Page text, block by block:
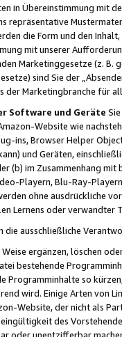
in Übereinstimmung mit
repräsentative
die Form und den
mit unserer
Marketinggesetze (z. B.
sind Sie der
der Marketingbranche für
Software und Geräte
Website wie
ins, Browser Helper
und Geräten,
(b) im Zusammenhang
Playern, Blu-Ray-
ohne ausdrückliche
Lernens oder
die ausschließliche
ergänzen, löschen
bestehende
Programminhalte so
wird. Einige Arten von
Website, der nicht als
des
oder unentzifferbar